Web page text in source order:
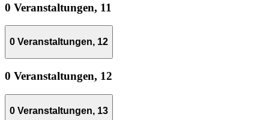
0 Veranstaltungen, 11
0 Veranstaltungen, 12
0 Veranstaltungen, 12
0 Veranstaltungen, 13